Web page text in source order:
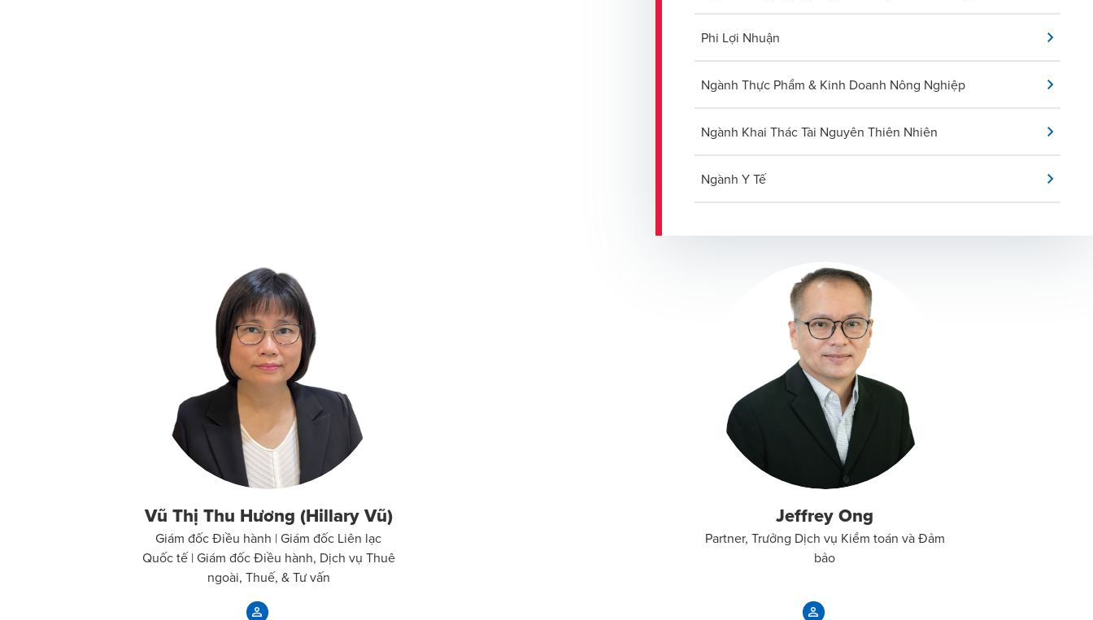
Phi Lợi Nhuận
Ngành Thực Phẩm & Kinh Doanh Nông Nghiệp
Ngành Khai Thác Tài Nguyên Thiên Nhiên
Ngành Y Tế
Vũ Thị Thu Hương (Hillary Vũ)
Giám đốc Điều hành | Giám đốc Liên lạc
Quốc tế | Giám đốc Điều hành, Dịch vụ Thuê
ngoài, Thuế, & Tư vấn
Jeffrey Ong
Partner, Trưởng Dịch vụ Kiểm toán và Đảm
bảo